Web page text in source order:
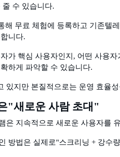
수 있습니다.
해 무료 체험에 등록하고 기존텔
니다.
가 핵심 사용자인지, 어떤 사용
하게 파악할 수 있습니다.
있지만 본질적으로는 운영 효율
"새로운 사람 초대"
은 지속적으로 새로운 사용자를
방법은 실제로"스크리닝 + 강수